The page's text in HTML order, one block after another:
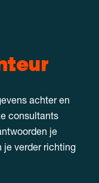
achter en
consultants
je
je verder richting